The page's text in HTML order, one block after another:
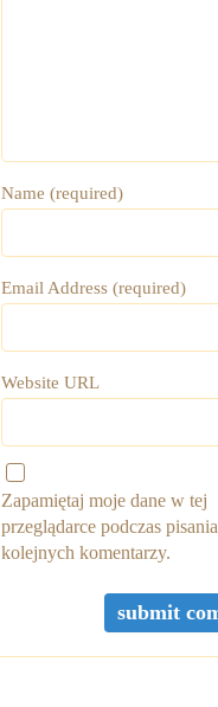
Name (required)
Email Address (required)
Website URL
Zapamiętaj moje dane w tej
przeglądarce podczas pisania
kolejnych komentarzy.